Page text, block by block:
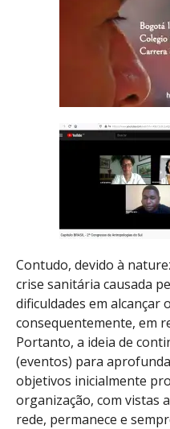
Contudo, devido à
crise sanitária causada
dificuldades em
consequentemente, em
Portanto, a ideia de
(eventos) para
objetivos inicialmente
organização, com vistas
rede, permanece e